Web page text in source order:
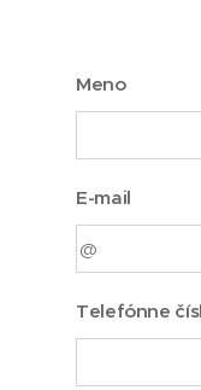
Meno
E-mail
Telefónne